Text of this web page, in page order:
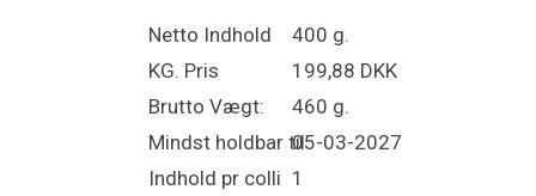
Netto Indhold
400 g.
KG. Pris
199,88 DKK
Brutto Vægt:
460 g.
Mindst holdbar til05-03-2027
Indhold pr colli 1